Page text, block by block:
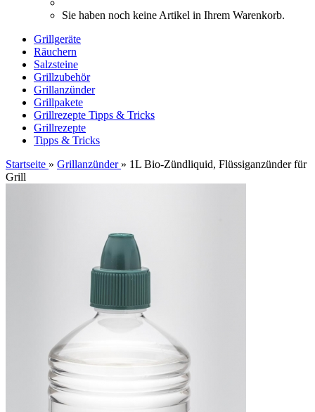
Sie haben noch keine Artikel in Ihrem Warenkorb.
Grillgeräte
Räuchern
Salzsteine
Grillzubehör
Grillanzünder
Grillpakete
Grillrezepte Tipps & Tricks
Grillrezepte
Tipps & Tricks
Startseite » Grillanzünder » 1L Bio-Zündliquid, Flüssiganzünder für
Grill